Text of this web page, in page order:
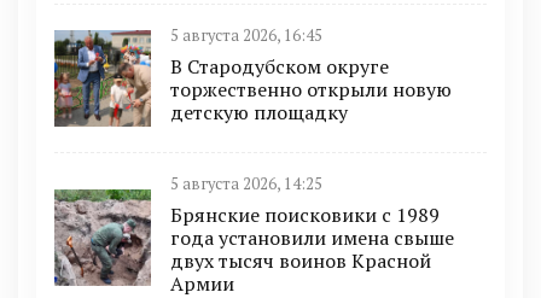
5 августа 2026, 16:45
В Стародубском округе
торжественно открыли новую
детскую площадку
5 августа 2026, 14:25
Брянские поисковики с 1989
года установили имена свыше
двух тысяч воинов Красной
Армии